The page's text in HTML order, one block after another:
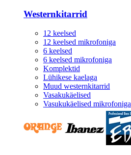
Westernkitarrid
12 keelsed
12 keelsed mikrofoniga
6 keelsed
6 keelsed mikrofoniga
Komplektid
Lühikese kaelaga
Muud westernkitarrid
Vasakukäelised
Vasukukäelised mikrofoniga